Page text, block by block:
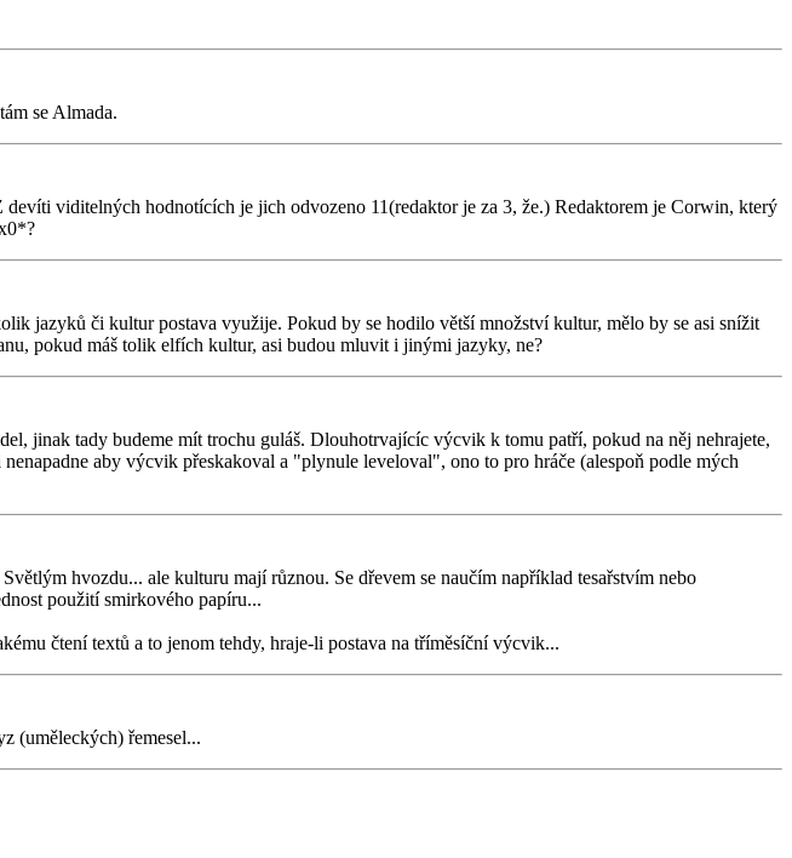
se Almada.
viditelných hodnotících je jich odvozeno 11(redaktor je za 3, že.) Redaktorem je Corwin, který
jazyků či kultur postava využije. Pokud by se hodilo větší množství kultur, mělo by se asi snížit
pokud máš tolik elfích kultur, asi budou mluvit i jinými jazyky, ne?
jinak tady budeme mít trochu guláš. Dlouhotrvajícíc výcvik k tomu patří, pokud na něj nehrajete,
aby výcvik přeskakoval a "plynule leveloval", ono to pro hráče (alespoň podle mých
hvozdu... ale kulturu mají různou. Se dřevem se naučím například tesařstvím nebo
použití smirkového papíru...
čtení textů a to jenom tehdy, hraje-li postava na tříměsíční výcvik...
(uměleckých) řemesel...